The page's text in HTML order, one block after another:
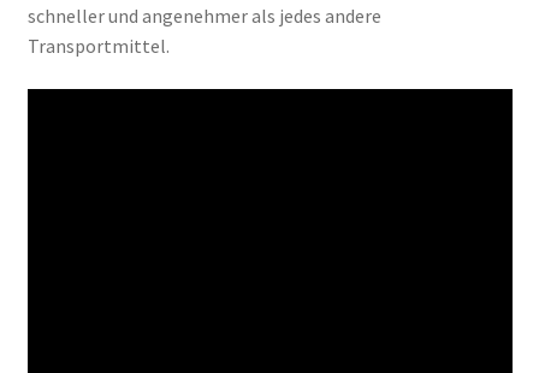
schneller und angenehmer als jedes andere
Transportmittel.